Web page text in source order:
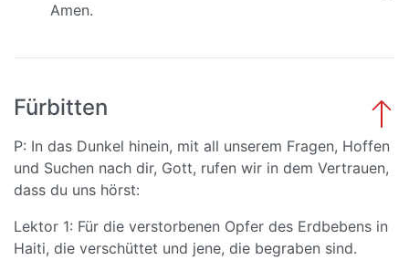
Amen.
Fürbitten
P: In das Dunkel hinein, mit all unserem Fragen, Hoffen
und Suchen nach dir, Gott, rufen wir in dem Vertrauen,
dass du uns hörst:
Lektor 1: Für die verstorbenen Opfer des Erdbebens in
Haiti, die verschüttet und jene, die begraben sind.